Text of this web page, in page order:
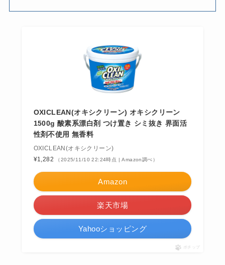
OXICLEAN(オキシクリーン) オキシクリーン
1500g 酸素系漂白剤 つけ置き シミ抜き 界面活
性剤不使用 無香料
OXICLEAN(オキシクリーン)
¥1,282
（2025/11/10 22:24時点 | Amazon調べ）
Amazon
楽天市場
Yahooショッピング
ポチップ